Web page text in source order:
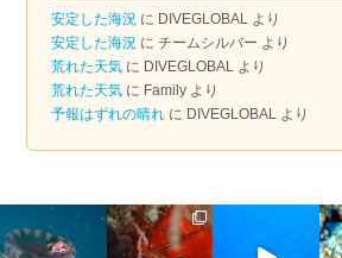
イ
ブ
安定した海況 に DIVEGLOBAL より
安定した海況 にチームシルバー より
荒れた天気 に DIVEGLOBAL より
荒れた天気 に Family より
予報はずれの晴れ に DIVEGLOBAL より